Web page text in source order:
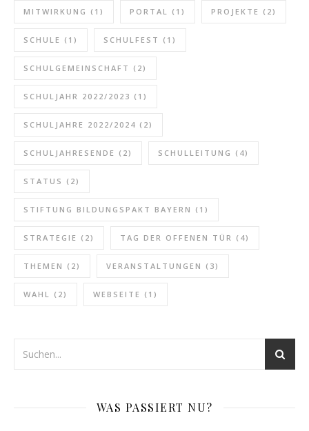
MITWIRKUNG (1) PORTAL (1) PROJEKTE (2)
SCHULE (1) SCHULFEST (1)
SCHULGEMEINSCHAFT (2)
SCHULJAHR 2022/2023 (1)
SCHULJAHRE 2022/2024 (2)
SCHULJAHRESENDE (2) SCHULLEITUNG (4)
STATUS (2)
STIFTUNG BILDUNGSPAKT BAYERN (1)
STRATEGIE (2) TAG DER OFFENEN TÜR (4)
THEMEN (2) VERANSTALTUNGEN (3)
WAHL (2) WEBSEITE (1)
WAS PASSIERT NU?